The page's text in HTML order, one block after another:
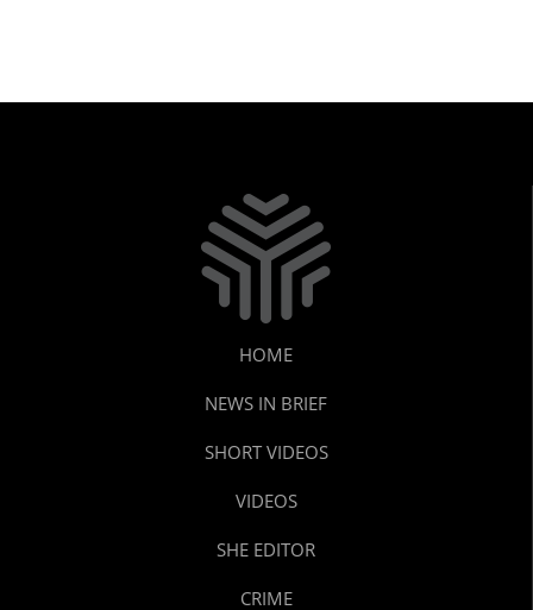
HOME
NEWS IN BRIEF
SHORT VIDEOS
VIDEOS
SHE EDITOR
CRIME